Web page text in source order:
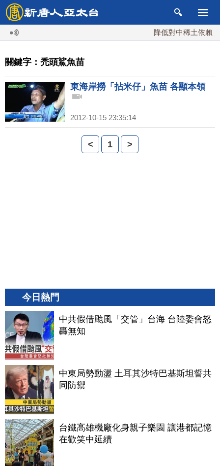
降低對中稀土依賴
關鍵字：禿頭鯊魚苗
東海岸撈「拈米仔」魚苗 各顯本領
2012-10-15 23:35:14
< 1 >
今日熱門
中共假借颱風「交管」台海 台陸委會怒
轟無知
中東局勢動盪 土耳其沙特巴基斯坦誓共
同防禦
台鐵高雄機廠化身親子樂園 讓港都記憶
在歡笑中延續